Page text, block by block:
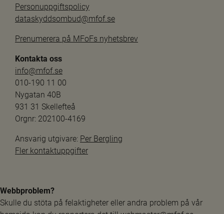
Personuppgiftspolicy
dataskyddsombud@mfof.se
Prenumerera på MFoFs nyhetsbrev
Kontakta oss
info@mfof.se
010-190 11 00
Nygatan 40B
931 31 Skellefteå
Orgnr: 202100-4169
Ansvarig utgivare: Per Bergling
Fler kontaktuppgifter
Webbproblem?
Skulle du stöta på felaktigheter eller andra problem på vår